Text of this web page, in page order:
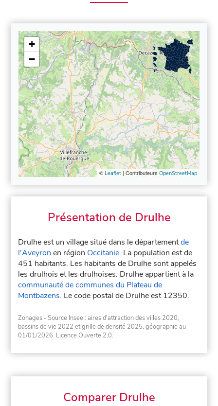
+
−
©Leaflet| Contributeurs OpenStreetMap
Présentation de Drulhe
Drulhe est un village situé dans le départementde
l'Aveyron en région Occitanie. La population est de
451 habitants. Les habitants de Drulhe sont appelés
les drulhois et les drulhoises. Drulhe appartient à la
communauté de communes du Plateau de
Montbazens. Le code postal de Drulhe est 12350.
Zonages - Source Insee : aires d'attraction des villes 2020,
bassins de vie 2022 et grille de densité 2025, géographie au
01/01/2026. Licence Ouverte 2.0.
Comparer Drulhe